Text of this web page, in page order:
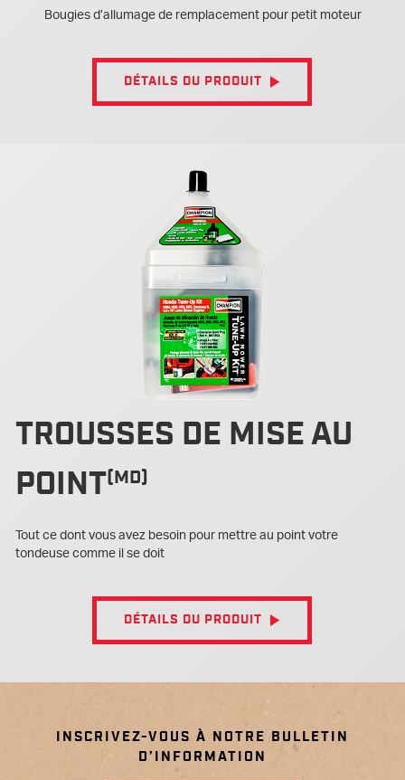
Bougies d’allumage de remplacement pour petit moteur
DÉTAILS DU PRODUIT
TROUSSES DE MISE AU
POINT (MD)
Tout ce dont vous avez besoin pour mettre au point votre
tondeuse comme il se doit
DÉTAILS DU PRODUIT
INSCRIVEZ-VOUS À NOTRE BULLETIN
D’INFORMATION